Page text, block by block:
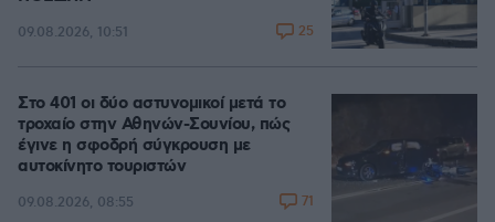
09.08.2026, 10:51 25
Στο 401 οι δύο αστυνομικοί μετά το
τροχαίο στην Αθηνών-Σουνίου, πώς
έγινε η σφοδρή σύγκρουση με
αυτοκίνητο τουριστών
09.08.2026, 08:55 71